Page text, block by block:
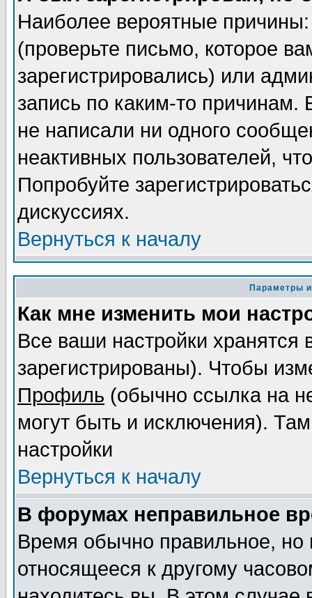
Наиболее вероятные
(проверьте письмо, которое
зарегистрировались) или
запись по каким-то
не написали ни одного
неактивных пользователей,
Попробуйте
дискуссиях.
Вернуться к началу
Параметры
Как мне изменить мои
Все ваши настройки
зарегистрированы). Чтобы
Профиль (обычно ссылка на
могут быть и исключения).
настройки
Вернуться к началу
В форумах неправильное
Время обычно правильное,
относящееся к другому